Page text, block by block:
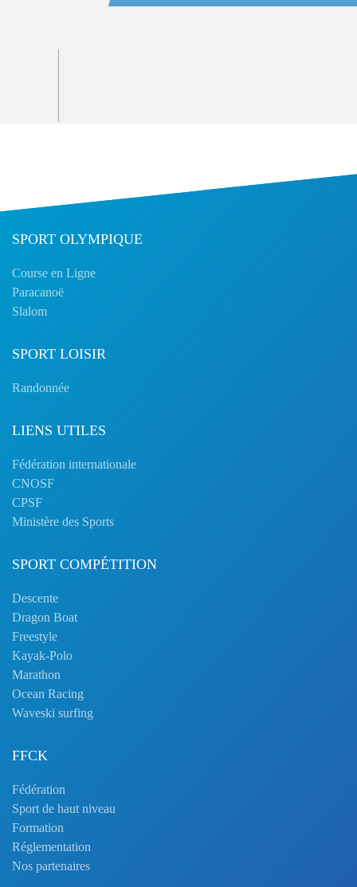
SPORT OLYMPIQUE
Course en Ligne
Paracanoë
Slalom
SPORT LOISIR
Randonnée
LIENS UTILES
Fédération internationale
CNOSF
CPSF
Ministère des Sports
SPORT COMPÉTITION
Descente
Dragon Boat
Freestyle
Kayak-Polo
Marathon
Ocean Racing
Waveski surfing
FFCK
Fédération
Sport de haut niveau
Formation
Réglementation
Nos partenaires